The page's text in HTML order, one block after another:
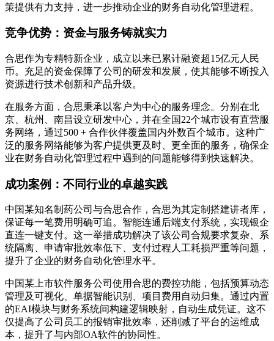
策提供有力支持，进一步推动企业的财务自动化管理进程。
竞争优势：资金与服务铸就实力
合思作为专精特新企业，成立以来已累计融资超15亿元人民
币。充足的资金保障了公司的研发和发展，使其能够不断投入
资源进行技术创新和产品升级。
在服务方面，合思秉承以客户为中心的服务理念。分别在北
京、杭州、南昌设立研发中心，并在全国22个城市设有直营服
务网络，通过500 + 合作伙伴覆盖国内外数百个城市。这种广
泛的服务网络能够为客户提供更及时、更全面的服务，确保企
业在财务自动化管理过程中遇到的问题能够得到快速解决。
成功案例：不同行业的卓越实践
中国某知名制药公司与合思合作，合思为其定制搭建讲者库，
保证每一笔费用明确可追。智能连通后端支付系统，实现银企
直连一键支付。这一举措成功解决了该公司合规要求复杂、系
统隔离、申请审批效率低下、支付过程人工耗损严重等问题，
提升了企业的财务自动化管理水平。
中国某上市软件服务公司使用合思的费控功能，包括预算动态
管理及可视化、单据智能识别、项目费用自动归集。通过内置
的EAI模块与财务系统间构建逻辑映射，自动生成凭证。这不
仅提高了公司员工的报销审批效率，还削减了平台的运维成
本，提升了与内部OA软件的协同性。